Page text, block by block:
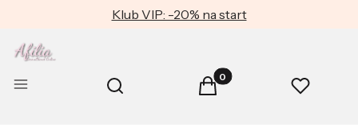
Klub VIP: -20% na start
Menu Otwórz wyszukiwarkę
Szukaj Produkty w koszyku: 0.
Koszyk Ulubione